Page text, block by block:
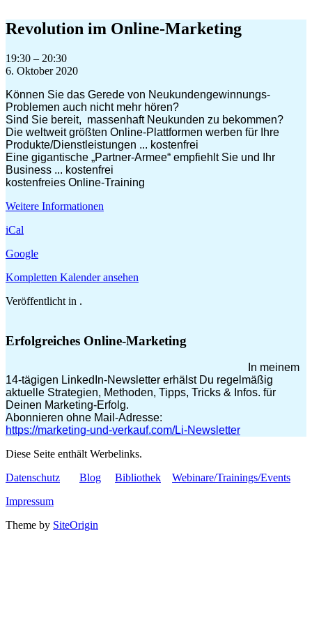
Inhalt
springen
Revolution im Online-Marketing
Revolution
im
Marketing
19:30 – 20:30
6. Oktober 2020
Können Sie das Gerede von Neukundengewinnungs-
Problemen auch nicht mehr hören?
Sind Sie bereit, massenhaft Neukunden zu bekommen?
Die weltweit größten Online-Plattformen werben für Ihre
Produkte/Dienstleistungen ... kostenfrei
Eine gigantische „Partner-Armee“ empfiehlt Sie und Ihr
Business ... kostenfrei
kostenfreies Online-Training
Weitere Informationen
iCal
Google
Kompletten Kalender ansehen
Veröffentlicht in .
Erfolgreiches Online-Marketing
In meinem
14-tägigen LinkedIn-Newsletter erhälst Du regelmäßig
aktuelle Strategien, Methoden, Tipps, Tricks & Infos. für
Deinen Marketing-Erfolg.
Abonnieren ohne Mail-Adresse:
https://marketing-und-verkauf.com/Li-Newsletter
Diese Seite enthält Werbelinks.
Datenschutz
Blog Bibliothek
Webinare/Trainings/Events
Impressum
Theme by SiteOrigin